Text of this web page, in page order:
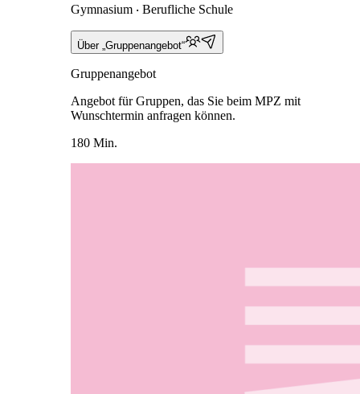
Gymnasium ‧ Berufliche Schule
Über „Gruppenangebot“
Gruppenangebot
Angebot für Gruppen, das Sie beim MPZ mit
Wunschtermin anfragen können.
180 Min.